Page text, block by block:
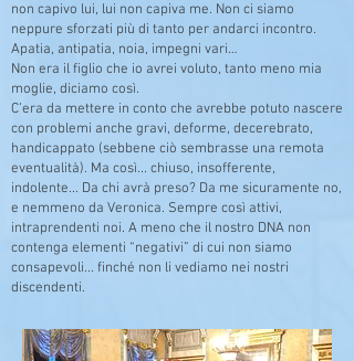
non capivo lui, lui non capiva me. Non ci siamo
neppure sforzati più di tanto per andarci incontro.
Apatia, antipatia, noia, impegni vari…
Non era il figlio che io avrei voluto, tanto meno mia
moglie, diciamo così.
C’era da mettere in conto che avrebbe potuto nascere
con problemi anche gravi, deforme, decerebrato,
handicappato (sebbene ciò sembrasse una remota
eventualità). Ma così... chiuso, insofferente,
indolente... Da chi avrà preso? Da me sicuramente no,
e nemmeno da Veronica. Sempre così attivi,
intraprendenti noi. A meno che il nostro DNA non
contenga elementi “negativi” di cui non siamo
consapevoli... finché non li vediamo nei nostri
discendenti.